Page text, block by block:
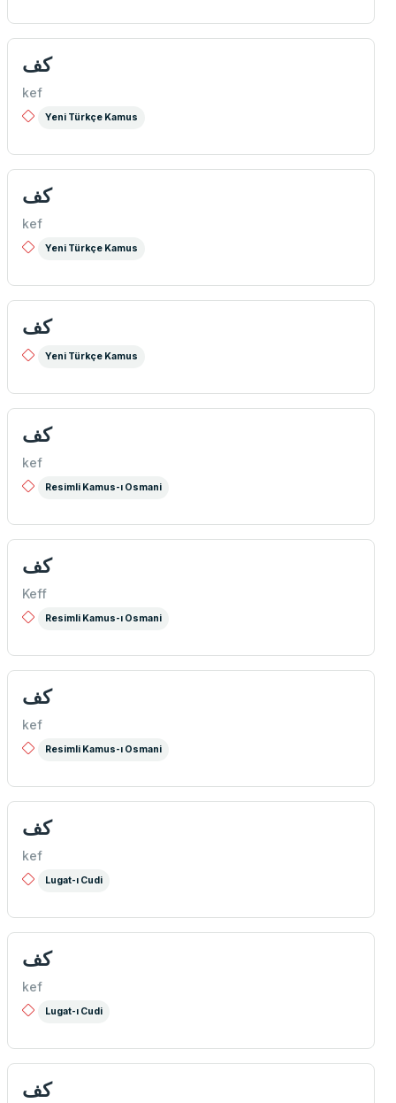
كف
kef
Yeni Türkçe Kamus
كف
kef
Yeni Türkçe Kamus
كف
Yeni Türkçe Kamus
كف
kef
Resimli Kamus-ı Osmani
كف
Keff
Resimli Kamus-ı Osmani
كف
kef
Resimli Kamus-ı Osmani
كف
kef
Lugat-ı Cudi
كف
kef
Lugat-ı Cudi
كف